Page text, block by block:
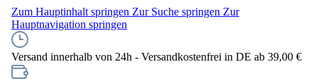
Zum Hauptinhalt springen Zur Suche springen Zur
Hauptnavigation springen
Versand innerhalb von 24h - Versandkostenfrei in DE ab 39,00 €